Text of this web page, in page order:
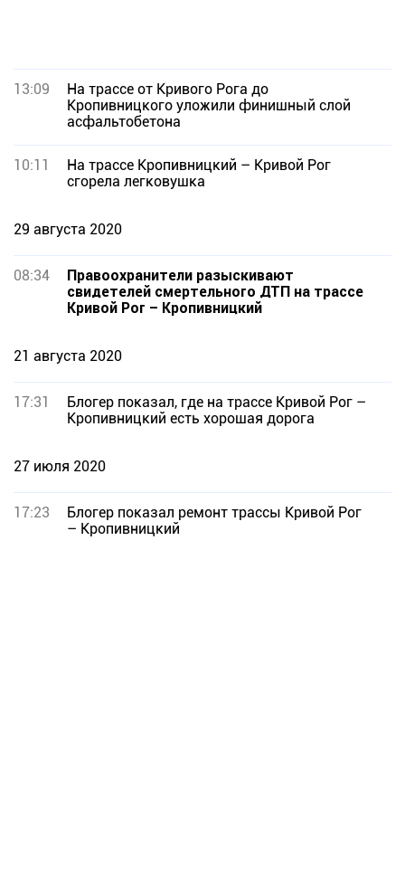
13:09
На трассе от Кривого Рога до
Кропивницкого уложили финишный слой
асфальтобетона
10:11
На трассе Кропивницкий – Кривой Рог
сгорела легковушка
29 августа 2020
08:34
Правоохранители разыскивают
свидетелей смертельного ДТП на трассе
Кривой Рог – Кропивницкий
21 августа 2020
17:31
Блогер показал, где на трассе Кривой Рог –
Кропивницкий есть хорошая дорога
27 июля 2020
17:23
Блогер показал ремонт трассы Кривой Рог
– Кропивницкий